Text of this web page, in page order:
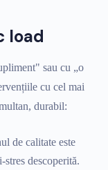
load
sau cu „o
cu cel mai
durabil:
de calitate este
descoperită.